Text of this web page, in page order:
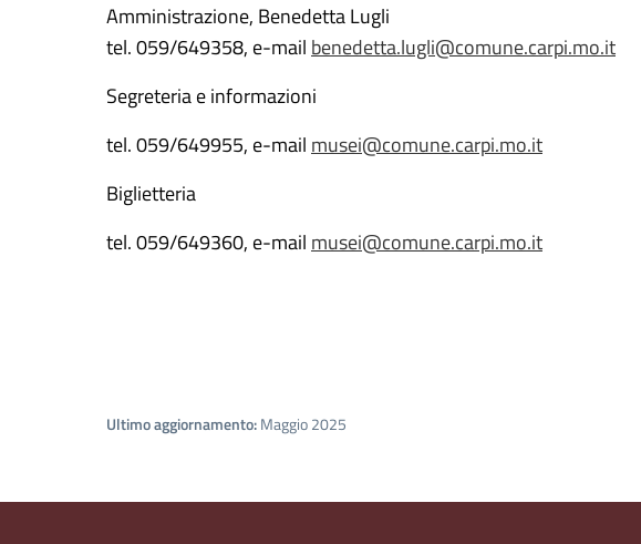
Amministrazione, Benedetta Lugli
tel. 059/649358, e-mail benedetta.lugli@comune.carpi.mo.it
Segreteria e informazioni
tel. 059/649955, e-mail musei@comune.carpi.mo.it
Biglietteria
tel. 059/649360, e-mail musei@comune.carpi.mo.it
Ultimo aggiornamento:Maggio 2025